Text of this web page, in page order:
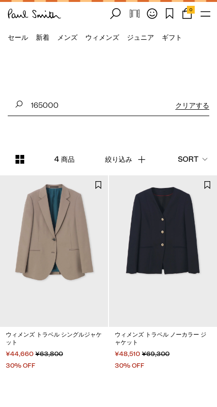
0
セール 新着 メンズ ウィメンズ ジュニア ギフト
クリアする
4 商品 絞り込み SORT
ウィメンズ トラベル シングルジャケ
ット
¥44,660 ¥63,800
30% OFF
ウィメンズ トラベル ノーカラー ジ
ャケット
¥48,510 ¥69,300
30% OFF